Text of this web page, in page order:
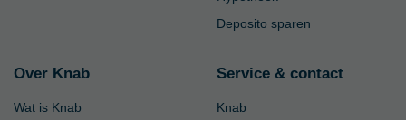
Deposito sparen
Over Knab
Wat is Knab
Service & contact
Knab